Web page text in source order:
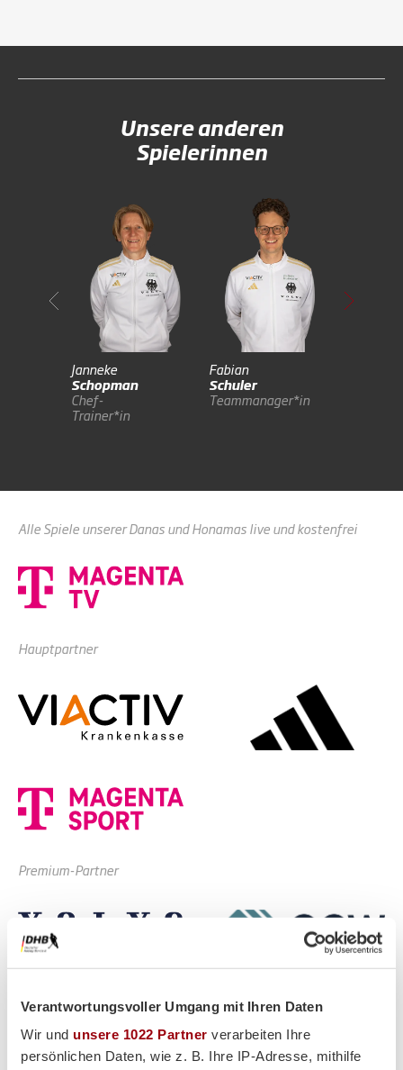
Verantwortungsvoller Umgang mit Ihren Daten
Wir und unsere 1022 Partner verarbeiten Ihre
persönlichen Daten, wie z. B. Ihre IP-Adresse, mithilfe
Unsere anderen
Spielerinnen
Janneke
Schopman
Chef-
Trainer*in
Fabian
Schuler
Teammanager*in
Alle Spiele unserer Danas und Honamas live und kostenfrei
Hauptpartner
Premium-Partner